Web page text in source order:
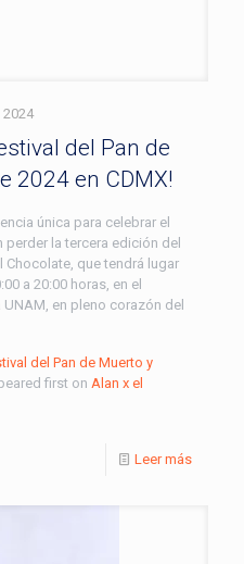
2024
del Pan de
2024 en CDMX!
única para celebrar el
perder la tercera edición del
Chocolate, que tendrá lugar
a 20:00 horas, en el
en pleno corazón del
del Pan de Muerto y
first on Alan x el
Leer más